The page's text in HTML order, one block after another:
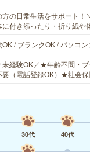
方の日常生活をサポート
に付き添ったり・折り紙
/ ブランクOK / パソコ
未経験OK／★年齢不問・
要（電話登録OK）★社会
30代 40代